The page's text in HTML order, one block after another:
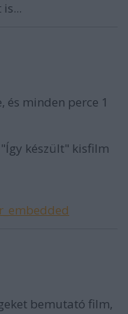
és minden perce 1
készült" kisfilm
bemutató film,